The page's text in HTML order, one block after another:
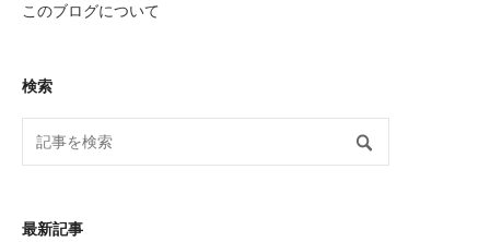
このブログについて
検索
最新記事